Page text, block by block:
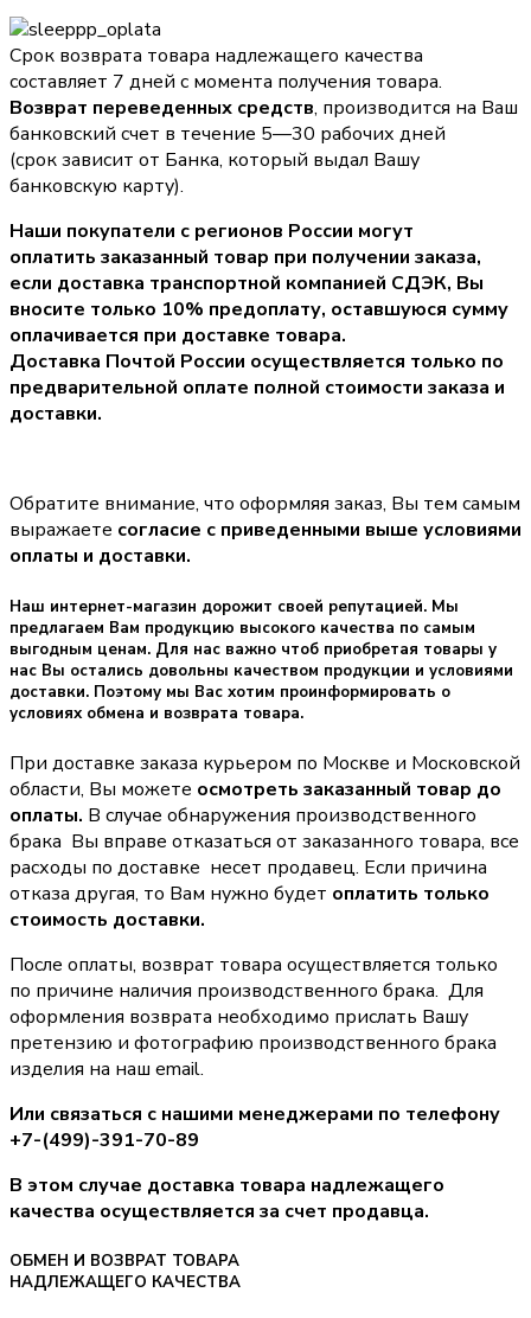
Срок возврата товара надлежащего качества
составляет 7 дней с момента получения товара.
Возврат переведенных средств, производится на Ваш
банковский счет в течение 5—30 рабочих дней
(срок зависит от Банка, который выдал Вашу
банковскую карту).
Наши покупатели с регионов России могут
оплатить заказанный товар при получении заказа,
если доставка транспортной компанией СДЭК, Вы
вносите только 10% предоплату, оставшуюся сумму
оплачивается при доставке товара.
Доставка Почтой России осуществляется только по
предварительной оплате полной стоимости заказа и
доставки.
Обратите внимание, что оформляя заказ, Вы тем самым
выражаете согласие с приведенными выше условиями
оплаты и доставки.
Наш интернет-магазин дорожит своей репутацией. Мы
предлагаем Вам продукцию высокого качества по самым
выгодным ценам. Для нас важно чтоб приобретая товары у
нас Вы остались довольны качеством продукции и условиями
доставки. Поэтому мы Вас хотим проинформировать о
условиях обмена и возврата товара.
При доставке заказа курьером по Москве и Московской
области, Вы можете осмотреть заказанный товар до
оплаты. В случае обнаружения производственного
брака Вы вправе отказаться от заказанного товара, все
расходы по доставке несет продавец. Если причина
отказа другая, то Вам нужно будет оплатить только
стоимость доставки.
После оплаты, возврат товара осуществляется только
по причине наличия производственного брака. Для
оформления возврата необходимо прислать Вашу
претензию и фотографию производственного брака
изделия на наш email.
Или связаться с нашими менеджерами по телефону
+7-(499)-391-70-89
В этом случае доставка товара надлежащего
качества осуществляется за счет продавца.
ОБМЕН И ВОЗВРАТ ТОВАРА
НАДЛЕЖАЩЕГО КАЧЕСТВА